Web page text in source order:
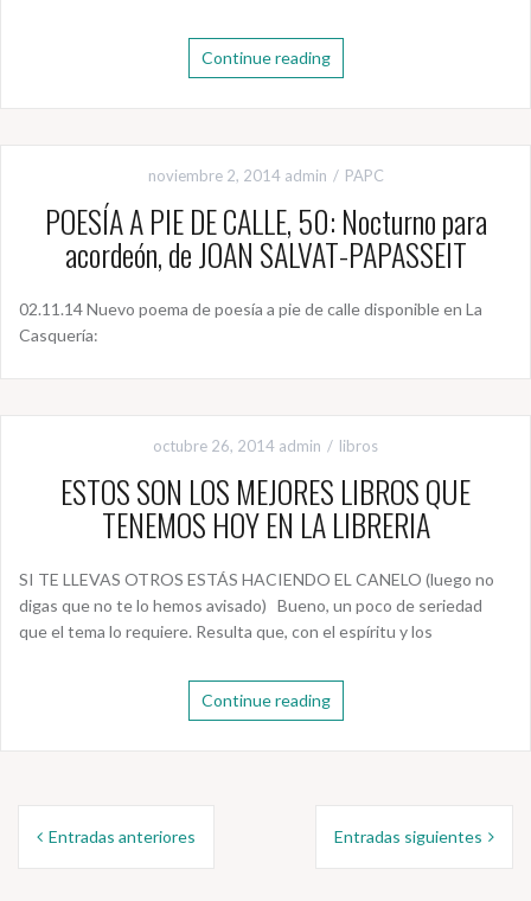
Continue reading
noviembre 2, 2014 admin PAPC
POESÍA A PIE DE CALLE, 50: Nocturno para
acordeón, de JOAN SALVAT-PAPASSEIT
02.11.14 Nuevo poema de poesía a pie de calle disponible en La
Casquería:
octubre 26, 2014 admin libros
ESTOS SON LOS MEJORES LIBROS QUE
TENEMOS HOY EN LA LIBRERIA
SI TE LLEVAS OTROS ESTÁS HACIENDO EL CANELO (luego no
digas que no te lo hemos avisado) Bueno, un poco de seriedad
que el tema lo requiere. Resulta que, con el espíritu y los
Continue reading
Navegación
Entradas anteriores Entradas siguientes